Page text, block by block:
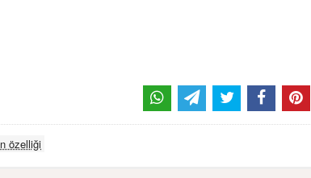
özelliği